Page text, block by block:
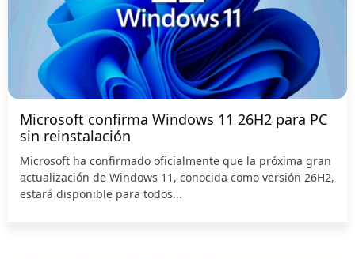
Microsoft confirma Windows 11 26H2 para PC
sin reinstalación
Microsoft ha confirmado oficialmente que la próxima gran
actualización de Windows 11, conocida como versión 26H2,
estará disponible para todos...